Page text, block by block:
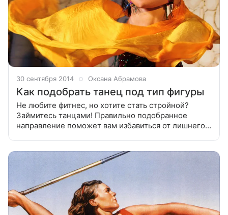
30 сентября 2014 Оксана Абрамова
Как подобрать танец под тип фигуры
Не любите фитнес, но хотите стать стройной?
Займитесь танцами! Правильно подобранное
направление поможет вам избавиться от лишнего